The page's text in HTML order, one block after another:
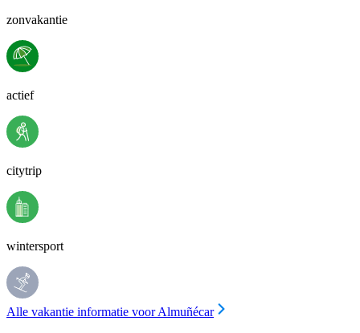
zonvakantie
actief
citytrip
wintersport
Alle vakantie informatie voor Almuñécar